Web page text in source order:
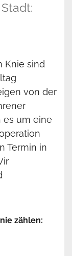
Knie sind
von der
es um eine
Termin in
zählen: